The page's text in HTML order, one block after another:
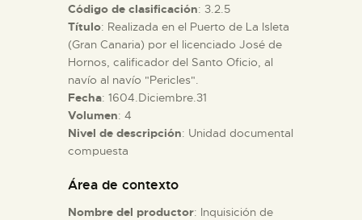
█
EL MUSEO
COLECCIONES
DIDÁCTICA
Código de clasificación: 3.2.5
Título: Realizada en el Puerto de La Isleta
(Gran Canaria) por el licenciado José de
Hornos, calificador del Santo Oficio, al
navío al navío "Pericles".
Fecha: 1604.Diciembre.31
Volumen: 4
Nivel de descripción: Unidad documental
compuesta
Área de contexto
Nombre del productor: Inquisición de